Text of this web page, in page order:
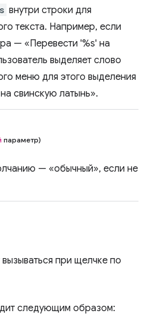
внутри строки для
текста. Например, если
— «Перевести '%s' на
выделяет слово
меню для этого выделения
свинскую латынь».
параметр)
— «обычный», если не
при щелчке по
следующим образом: